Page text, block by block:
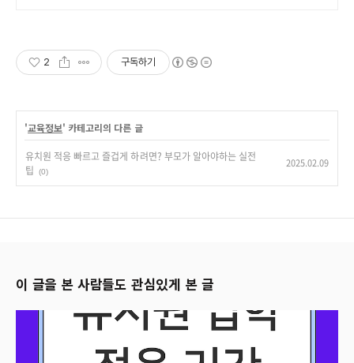
2 구독하기
'교육정보' 카테고리의 다른 글
유치원 적응 빠르고 즐겁게 하려면? 부모가 알아야하는 실전
팁
(0)
2025.02.09
이 글을 본 사람들도 관심있게 본 글